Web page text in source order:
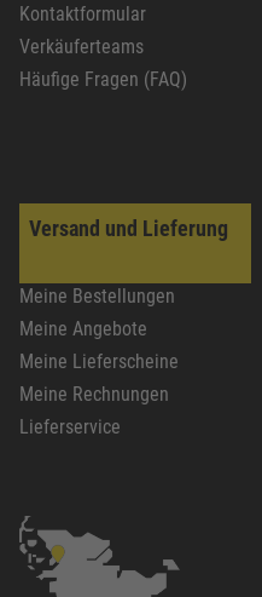
Kontaktformular
Verkäuferteams
Häufige Fragen (FAQ)
Versand und Lieferung
Meine Bestellungen
Meine Angebote
Meine Lieferscheine
Meine Rechnungen
Lieferservice